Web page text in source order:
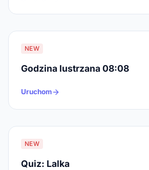
NEW
Godzina lustrzana 08:08
Uruchom
NEW
Quiz: Lalka